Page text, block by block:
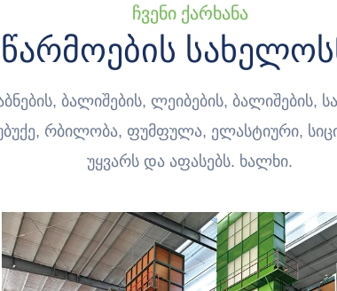
Ჩვენი Ქარხანა
Წარმოების
ბალიშების, ლეიბების, ბალიშების,
რბილობა, ფუმფულა, ელასტიური,
უყვარს და აფასებს. ხალხი.